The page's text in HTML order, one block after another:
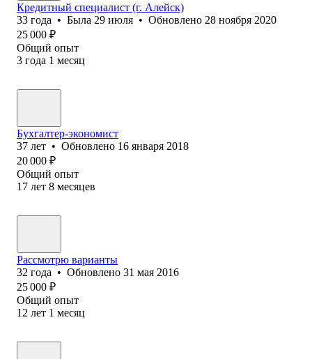
Кредитный специалист (г. Алейск)
33 года • Была 29 июля • Обновлено 28 ноября 2020
25 000 ₽
Общий опыт
3 года 1 месяц
Бухгалтер-экономист
37 лет • Обновлено 16 января 2018
20 000 ₽
Общий опыт
17 лет 8 месяцев
Рассмотрю варианты
32 года • Обновлено 31 мая 2016
25 000 ₽
Общий опыт
12 лет 1 месяц